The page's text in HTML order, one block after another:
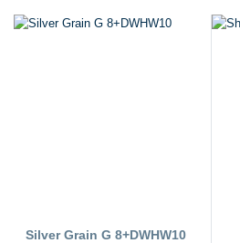
Silver Grain G 8+DWHW10